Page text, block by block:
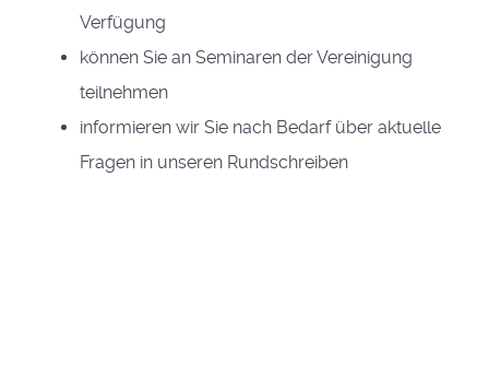
Verfügung
können Sie an Seminaren der Vereinigung
teilnehmen
informieren wir Sie nach Bedarf über aktuelle
Fragen in unseren Rundschreiben